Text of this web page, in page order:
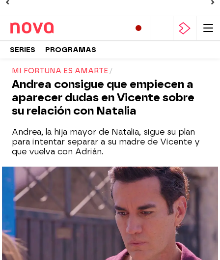
SERIES PROGRAMAS
MI FORTUNA ES AMARTE
Andrea consigue que empiecen a
aparecer dudas en Vicente sobre
su relación con Natalia
Andrea, la hija mayor de Natalia, sigue su plan
para intentar separar a su madre de Vicente y
que vuelva con Adrián.
Nova